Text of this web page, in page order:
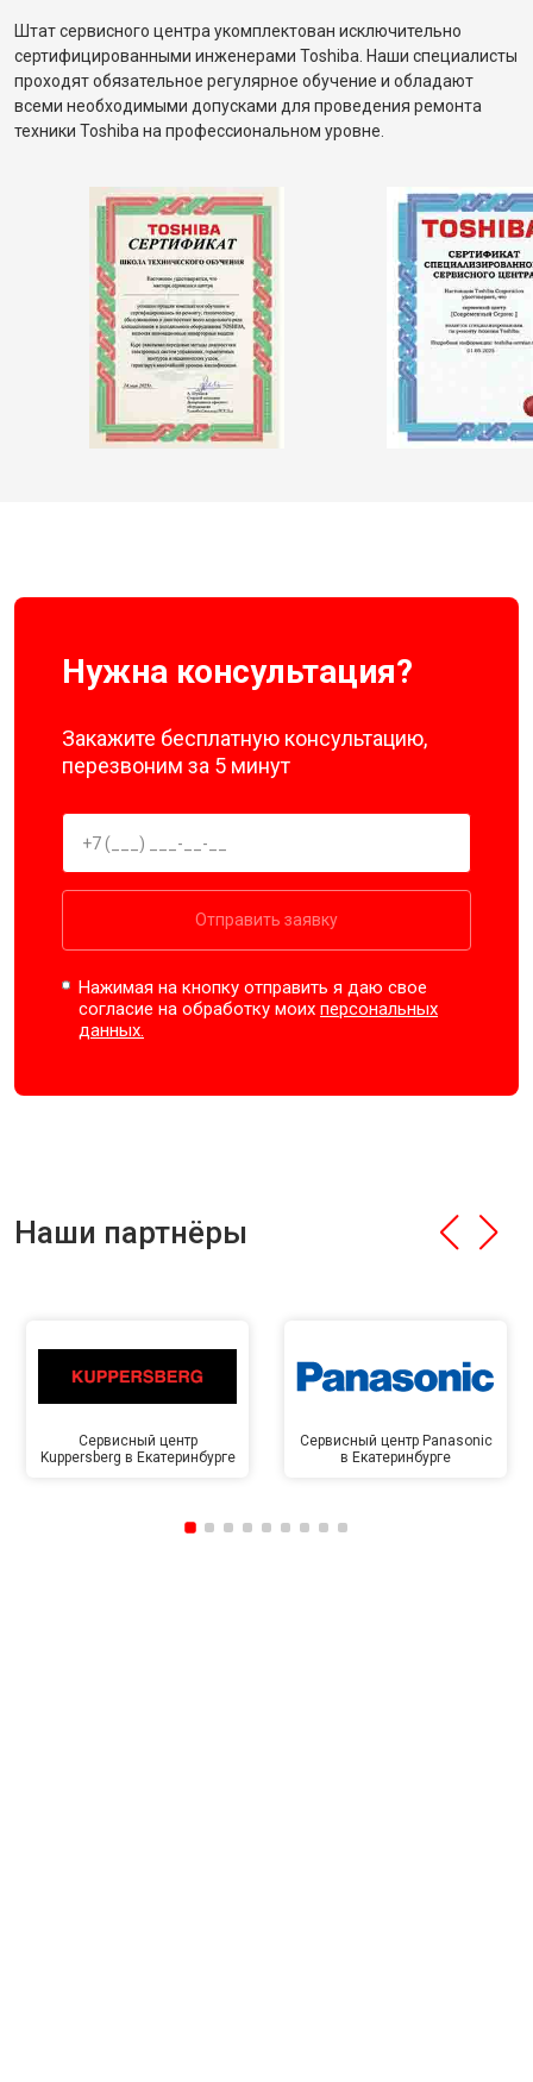
Штат сервисного центра укомплектован исключительно
сертифицированными инженерами Toshiba. Наши специалисты
проходят обязательное регулярное обучение и обладают
всеми необходимыми допусками для проведения ремонта
техники Toshiba на профессиональном уровне.
Нужна консультация?
Закажите бесплатную консультацию,
перезвоним за 5 минут
Отправить заявку
Нажимая на кнопку отправить я даю свое
согласие на обработку моихперсональных
данных.
Наши партнёры
Сервисный центр
Kuppersberg в Екатеринбурге
Сервисный центр Panasonic
в Екатеринбурге